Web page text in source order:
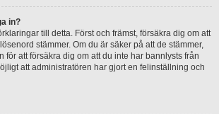
in?
till detta. Först och främst, försäkra dig om att
stämmer. Om du är säker på att de stämmer,
för att försäkra dig om att du inte har bannlysts från
att administratören har gjort en felinställning och